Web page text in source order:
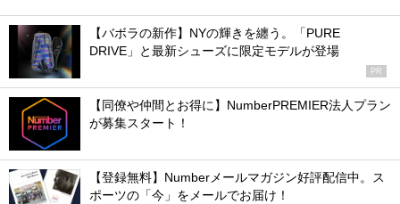
【バボラの新作】NYの輝きを纏う。「PURE
DRIVE」と最新シューズに限定モデルが登場
PR
【同僚や仲間とお得に】NumberPREMIER法人プラン
が募集スタート！
【登録無料】Numberメールマガジン好評配信中。ス
ポーツの「今」をメールでお届け！